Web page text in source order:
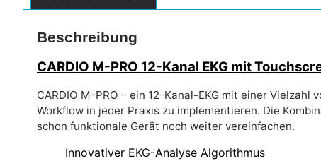
Beschreibung
CARDIO M-PRO 12-Kanal EKG mit
CARDIO M-PRO – ein 12-Kanal-EKG mit einer
Workflow in jeder Praxis zu implementieren. Die
schon funktionale Gerät noch weiter vereinfachen.
Innovativer EKG-Analyse Algorithmus